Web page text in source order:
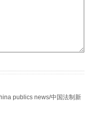
publics news/中国法制新